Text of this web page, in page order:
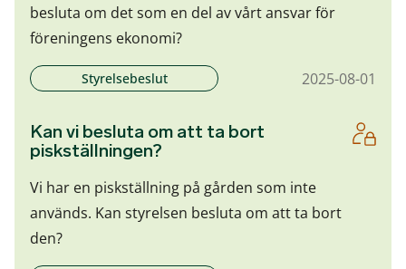
besluta om det som en del av vårt ansvar för
föreningens ekonomi?
Styrelsebeslut 2025-08-01
Kan vi besluta om att ta bort
piskställningen?
Vi har en piskställning på gården som inte
används. Kan styrelsen besluta om att ta bort
den?